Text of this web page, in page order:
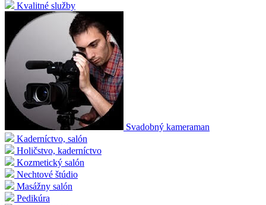
Kvalitné služby
Svadobný kameraman
Kaderníctvo, salón
Holičstvo, kaderníctvo
Kozmetický salón
Nechtové štúdio
Masážny salón
Pedikúra